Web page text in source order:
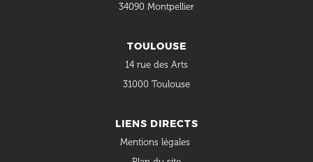
34090 Montpellier
TOULOUSE
14 rue des Arts
31000 Toulouse
LIENS DIRECTS
Mentions légales